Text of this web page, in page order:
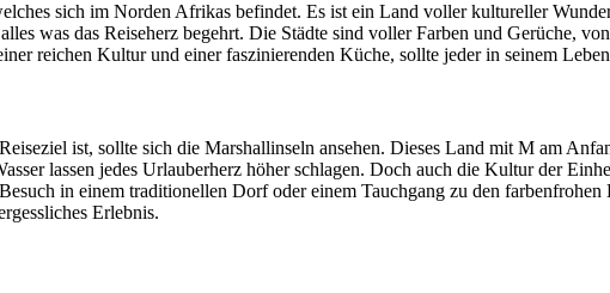
sich im Norden Afrikas befindet. Es ist ein Land voller kultureller
was das Reiseherz begehrt. Die Städte sind voller Farben und Gerüche,
reichen Kultur und einer faszinierenden Küche, sollte jeder in seinem
ist, sollte sich die Marshallinseln ansehen. Dieses Land mit M am
lassen jedes Urlauberherz höher schlagen. Doch auch die Kultur der
in einem traditionellen Dorf oder einem Tauchgang zu den
Erlebnis.